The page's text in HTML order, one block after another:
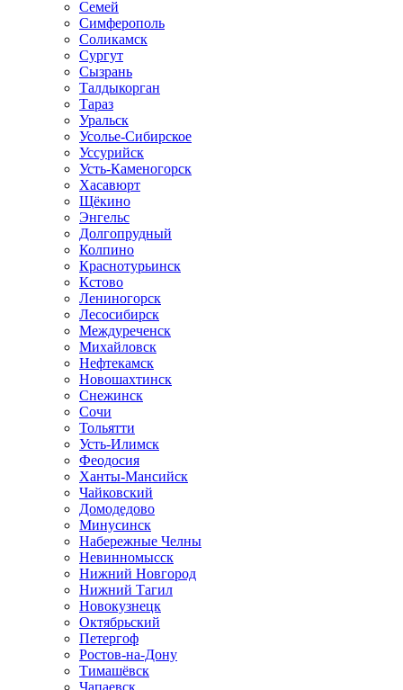
Семей
Симферополь
Соликамск
Сургут
Сызрань
Талдыкорган
Тараз
Уральск
Усолье-Сибирское
Уссурийск
Усть-Каменогорск
Хасавюрт
Щёкино
Энгельс
Долгопрудный
Колпино
Краснотурьинск
Кстово
Лениногорск
Лесосибирск
Междуреченск
Михайловск
Нефтекамск
Новошахтинск
Снежинск
Сочи
Тольятти
Усть-Илимск
Феодосия
Ханты-Мансийск
Чайковский
Домодедово
Минусинск
Набережные Челны
Невинномысск
Нижний Новгород
Нижний Тагил
Новокузнецк
Октябрьский
Петергоф
Ростов-на-Дону
Тимашёвск
Чапаевск